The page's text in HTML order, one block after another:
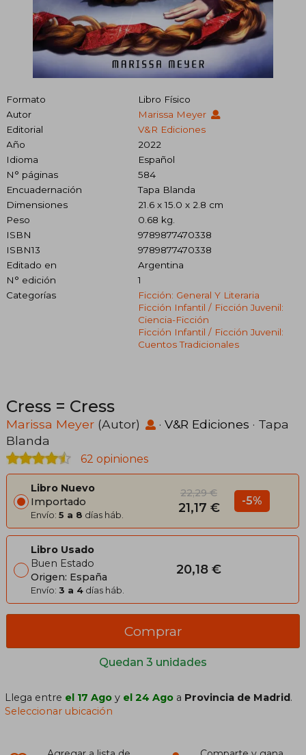
Formato
Libro Físico
Autor
Marissa Meyer
Editorial
V&R Ediciones
Año
2022
Idioma
Español
N° páginas
584
Encuadernación
Tapa Blanda
Dimensiones
21.6 x 15.0 x 2.8 cm
Peso
0.68 kg.
ISBN
9789877470338
ISBN13
9789877470338
Editado en
Argentina
N° edición
1
Categorías
Ficción: General Y Literaria
Ficción Infantil / Ficción Juvenil:
Ciencia-Ficción
Ficción Infantil / Ficción Juvenil:
Cuentos Tradicionales
Cress = Cress
Marissa Meyer (Autor) · V&R Ediciones · Tapa
Blanda
62 opiniones
Libro Nuevo
Importado
Envío: 5 a 8 días háb.
22,29 €
21,17 € -5%
Libro Usado
Buen Estado
Origen: España
Envío: 3 a 4 días háb.
20,18 €
Quedan 3 unidades
Comprar
Llega entre el 17 Ago y el 24 Ago a Provincia de Madrid.
Seleccionar ubicación